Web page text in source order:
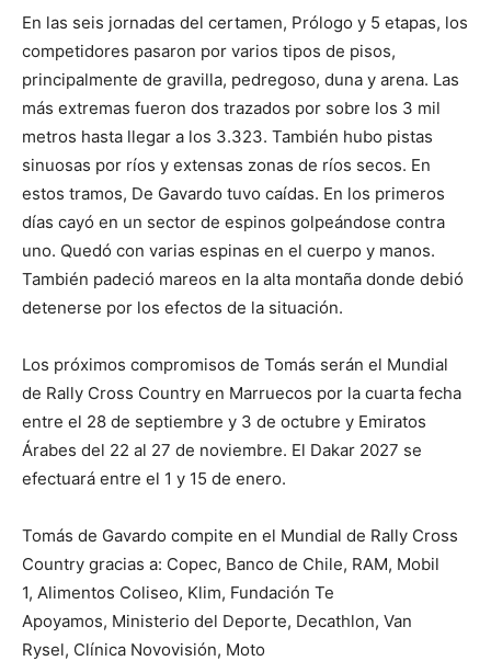
En las seis jornadas del certamen, Prólogo y 5 etapas, los
competidores pasaron por varios tipos de pisos,
principalmente de gravilla, pedregoso, duna y arena. Las
más extremas fueron dos trazados por sobre los 3 mil
metros hasta llegar a los 3.323. También hubo pistas
sinuosas por ríos y extensas zonas de ríos secos. En
estos tramos, De Gavardo tuvo caídas. En los primeros
días cayó en un sector de espinos golpeándose contra
uno. Quedó con varias espinas en el cuerpo y manos.
También padeció mareos en la alta montaña donde debió
detenerse por los efectos de la situación.
Los próximos compromisos de Tomás serán el Mundial
de Rally Cross Country en Marruecos por la cuarta fecha
entre el 28 de septiembre y 3 de octubre y Emiratos
Árabes del 22 al 27 de noviembre. El Dakar 2027 se
efectuará entre el 1 y 15 de enero.
Tomás de Gavardo compite en el Mundial de Rally Cross
Country gracias a: Copec, ⁠Banco de Chile, ⁠RAM, ⁠Mobil
1, ⁠Alimentos Coliseo, ⁠Klim, ⁠Fundación Te
Apoyamos, ⁠Ministerio del Deporte, ⁠Decathlon, ⁠Van
Rysel, ⁠Clínica Novovisión, Moto